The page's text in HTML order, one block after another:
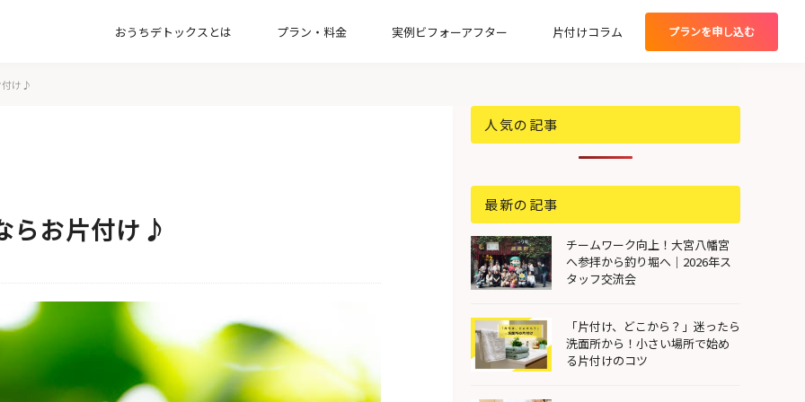
おうちデトックスとは プラン・料金 実例ビフォーアフター 片付けコラム プランを申し込む
付け♪
らお片付け♪
人気の記事
最新の記事
チームワーク向上！大宮八幡宮
へ参拝から釣り堀へ｜2026年ス
タッフ交流会
「片付け、どこから？」迷ったら
洗面所から！小さい場所で始め
る片付けのコツ